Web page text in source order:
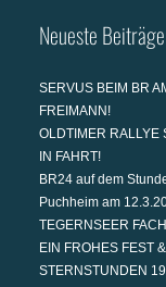
Neueste Beiträge
SERVUS BEIM BR
FREIMANN!
OLDTIMER RALLYE
IN FAHRT!
BR24 auf dem
Puchheim am
TEGERNSEER
EIN FROHES FEST
STERNSTUNDEN